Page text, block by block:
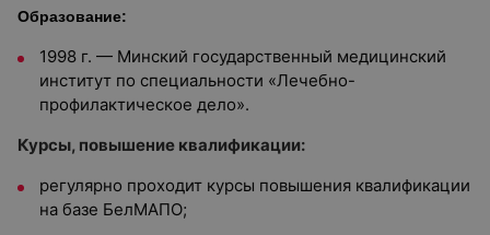
Образование:
1998 г. — Минский государственный медицинский
институт по специальности «Лечебно-
профилактическое дело».
Курсы, повышение квалификации:
регулярно проходит курсы повышения квалификации
на базе БелМАПО;